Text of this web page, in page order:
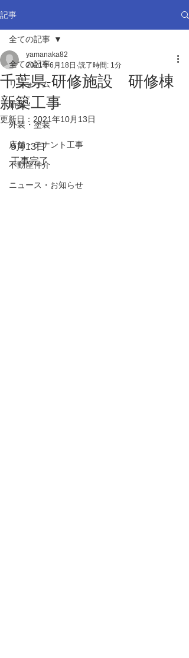
記事
全ての記事
リフォーム
新築
外装・塗装
店舗・テナント工事
不動産仲介
ニュース・お知らせ
全ての記事
千葉県-研修施設 研修棟
新築工事
yamanaka82
2021年6月18日 読了時間: 1分
更新日： 2021年10月13日
9月13日
工事完了